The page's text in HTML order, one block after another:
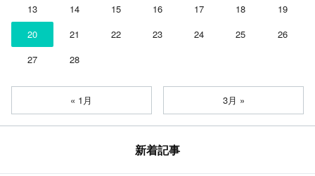
13 14 15 16 17 18
19
20
21 22 23 24 25
26
27
28
« 1月 3月 »
新着記事